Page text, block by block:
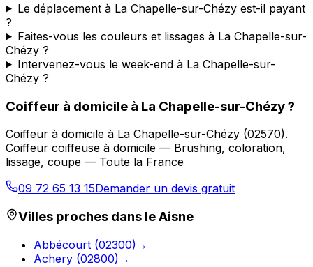
Le déplacement à La Chapelle-sur-Chézy est-il payant
?
Faites-vous les couleurs et lissages à La Chapelle-sur-
Chézy ?
Intervenez-vous le week-end à La Chapelle-sur-
Chézy ?
Coiffeur à domicile à La Chapelle-sur-Chézy?
Coiffeur à domicile à La Chapelle-sur-Chézy (02570).
Coiffeur coiffeuse à domicile — Brushing, coloration,
lissage, coupe — Toute la France
09 72 65 13 15Demander un devis gratuit
Villes proches dans leAisne
Abbécourt (02300) →
Achery (02800) →